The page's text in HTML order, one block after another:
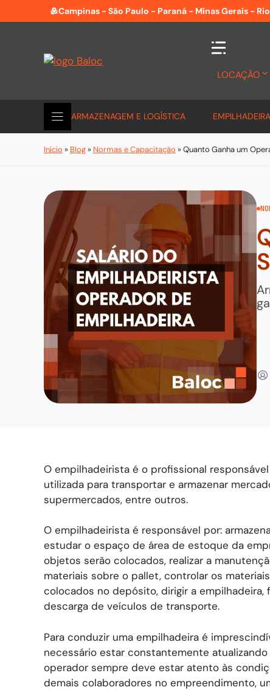
para
conteúdo
Campinas - São Paulo - Paraná - Minas Gerais -
LOCAÇÃO
ARMAZENAGEM E LOGÍSTICA
Início » Blog » Normas e Capacitação »Quanto Ganha um
O empilhadeirista é o profissional
utilizada para transportar e armazenar
supermercados, entre outros.
O empilhadeirista é responsável por:
estudar o espaço de área de estoque da
objetos serão colocados, realizar a
materiais sobre o pallet, controlar os
colocados no depósito, dirigir a
descarga de veículos de transporte.
Para conduzir uma empilhadeira é
necessário estar constantemente
operador sempre deve estar atento às
demais colaboradores no empreendimento,